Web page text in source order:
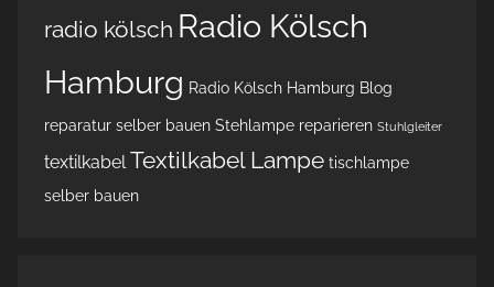
radio kölsch Radio Kölsch
Hamburg Radio Kölsch Hamburg Blog
reparatur selber bauen Stehlampe reparieren Stuhlgleiter
textilkabel Textilkabel Lampe tischlampe
selber bauen